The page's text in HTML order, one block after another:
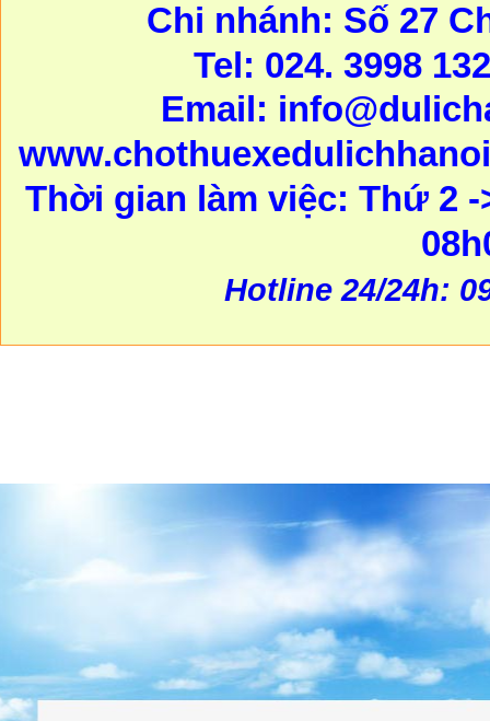
Chi nhánh: Số 27
Tel: 024. 3998
Email:
Thời gian làm việc: Thứ 2
Hotline 24/24h: